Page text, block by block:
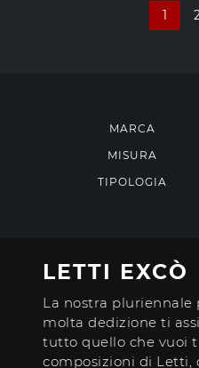
1
MARCA
MISURA
TIPOLOGIA
LETTI EXCÒ
La nostra pluriennale
molta dedizione ti
tutto quello che vuoi
composizioni di Letti,